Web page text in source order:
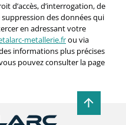
d’accès, d’interrogation, de
des données qui
en adressant votre
metallerie.frou via
informations plus précises
pouvez consulter la page